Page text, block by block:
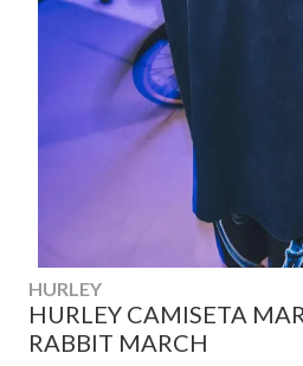
HURLEY
HURLEY CAMISETA
RABBIT MARCH